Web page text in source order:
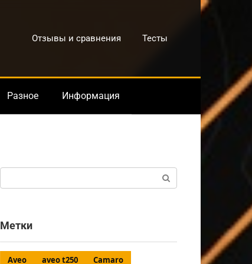
Отзывы и сравнения Тесты
Разное Информация
Метки
Aveo aveo t250
Camaro